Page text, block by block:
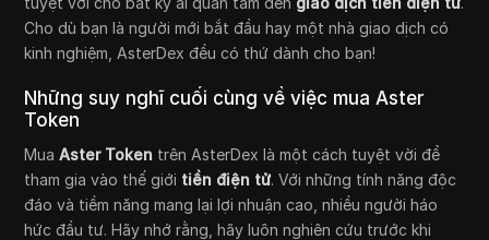
Cho dù bạn là người mới bắt đầu hay một nhà giao dịch có
kinh nghiệm, AsterDex đều có thứ dành cho bạn!
Những suy nghĩ cuối cùng về việc mua Aster
Token
MuaAster Token trên AsterDex là một cách tuyệt vời để
tham gia vào thế giới tiền điện tử. Với những tính năng độc
đáo và tiềm năng mang lại lợi nhuận cao, nhiều người háo
hức đầu tư. Hãy nhớ rằng, hãy luôn nghiên cứu trước khi